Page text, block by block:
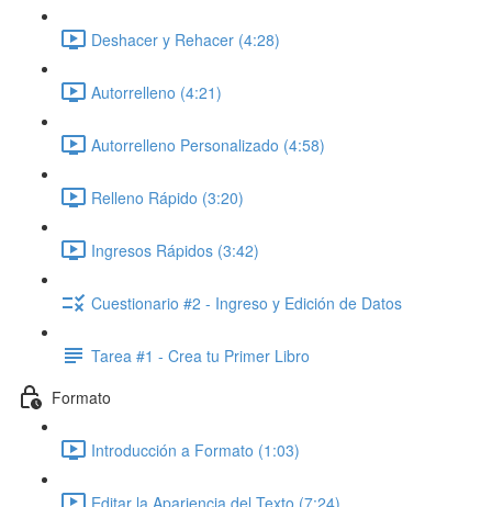
Deshacer y Rehacer (4:28)
Autorrelleno (4:21)
Autorrelleno Personalizado (4:58)
Relleno Rápido (3:20)
Ingresos Rápidos (3:42)
Cuestionario #2 - Ingreso y Edición de Datos
Tarea #1 - Crea tu Primer Libro
Formato
Introducción a Formato (1:03)
Editar la Apariencia del Texto (7:24)